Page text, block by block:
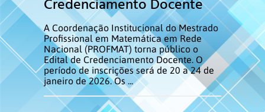
A Coordenação Institucional do Mestrado
Profissional em Matemática em Rede
Nacional (PROFMAT) torna público o
Edital de Credenciamento Docente. O
período de inscrições será de 20 a 24 de
janeiro de 2026. Os ...